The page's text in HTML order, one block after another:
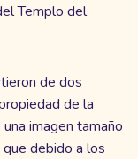
Templo del
de dos
de la
imagen tamaño
debido a los